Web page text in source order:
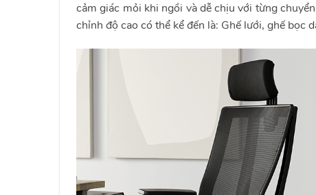
cảm giác mỏi khi ngồi và dễ chịu với từng
chỉnh độ cao có thể kể đến là: Ghế lưới, ghế bọc